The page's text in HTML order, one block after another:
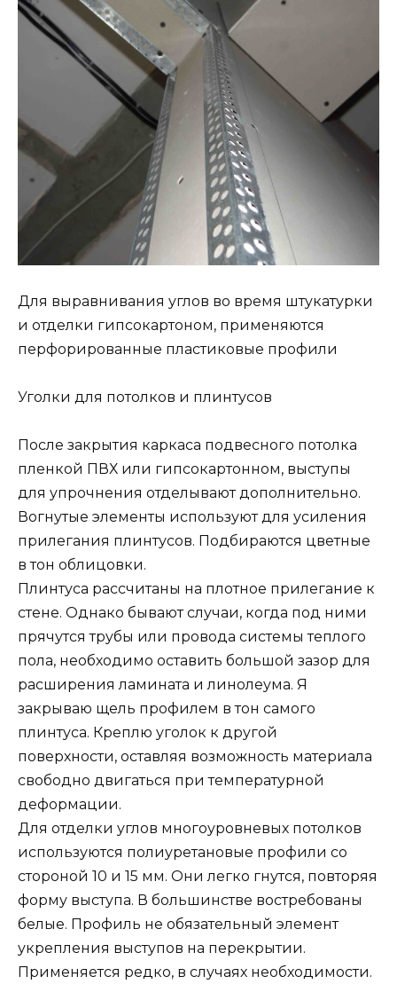
Для выравнивания углов во время штукатурки
и отделки гипсокартоном, применяются
перфорированные пластиковые профили
Уголки для потолков и плинтусов
После закрытия каркаса подвесного потолка
пленкой ПВХ или гипсокартонном, выступы
для упрочнения отделывают дополнительно.
Вогнутые элементы используют для усиления
прилегания плинтусов. Подбираются цветные
в тон облицовки.
Плинтуса рассчитаны на плотное прилегание к
стене. Однако бывают случаи, когда под ними
прячутся трубы или провода системы теплого
пола, необходимо оставить большой зазор для
расширения ламината и линолеума. Я
закрываю щель профилем в тон самого
плинтуса. Креплю уголок к другой
поверхности, оставляя возможность материала
свободно двигаться при температурной
деформации.
Для отделки углов многоуровневых потолков
используются полиуретановые профили со
стороной 10 и 15 мм. Они легко гнутся, повторяя
форму выступа. В большинстве востребованы
белые. Профиль не обязательный элемент
укрепления выступов на перекрытии.
Применяется редко, в случаях необходимости.